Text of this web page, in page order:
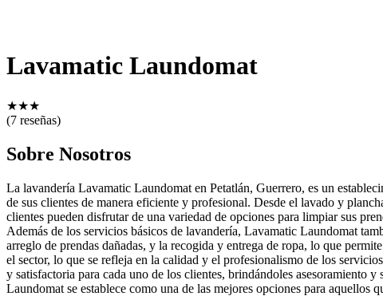
Lavamatic Laundomat
★★★
(7 reseñas)
Sobre Nosotros
La lavandería Lavamatic Laundomat en Petatlán, Guerrero, es un
de sus clientes de manera eficiente y profesional. Desde el lavado y
clientes pueden disfrutar de una variedad de opciones para limpiar sus
Además de los servicios básicos de lavandería, Lavamatic Laundomat
arreglo de prendas dañadas, y la recogida y entrega de ropa, lo que
el sector, lo que se refleja en la calidad y el profesionalismo de los
y satisfactoria para cada uno de los clientes, brindándoles asesoramiento
Laundomat se establece como una de las mejores opciones para